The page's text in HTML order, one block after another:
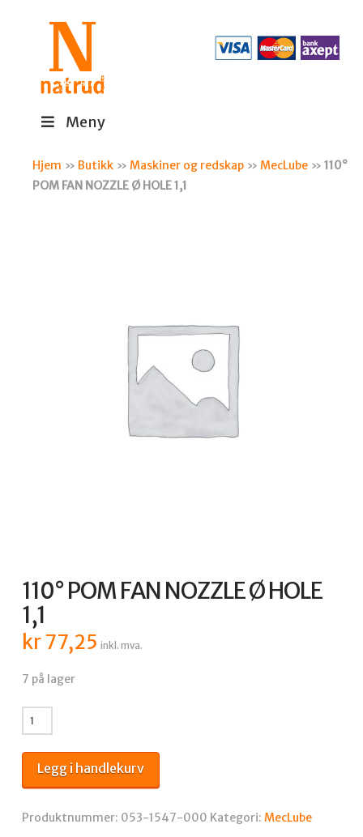
Meny
Hjem » Butikk »Maskiner og redskap »MecLube »110°
POM FAN NOZZLE Ø HOLE 1,1
110° POM FAN NOZZLE Ø HOLE
1,1
kr77,25 inkl. mva.
7 på lager
110°
POM
FAN
NOZZLE
HOLE
Legg i handlekurv
Produktnummer: 053-1547-000 Kategori: MecLube